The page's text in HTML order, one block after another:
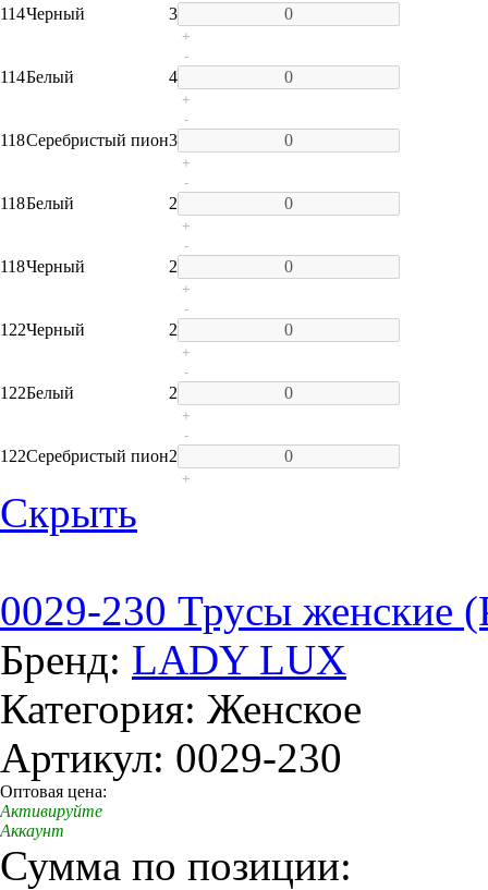
114Черный 3
+
114Белый 4
-
+
118Серебристый пион3
-
+
118Белый 2
-
+
118Черный 2
-
+
122Черный 2
-
+
122Белый 2
-
+
122Серебристый пион2
-
+
Скрыть
0029-230 Трусы женские
Бренд: LADY LUX
Категория: Женское
Артикул: 0029-230
Оптовая цена:
Активируйте
Аккаунт
Сумма по позиции: